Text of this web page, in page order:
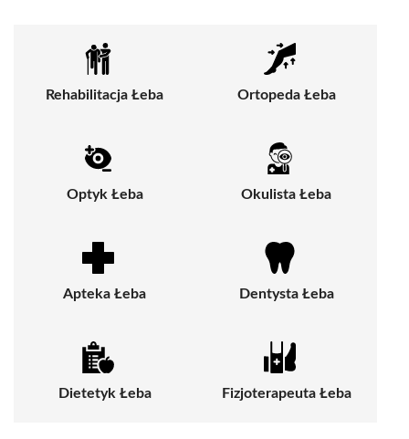
Rehabilitacja Łeba Ortopeda Łeba
Optyk Łeba Okulista Łeba
Apteka Łeba Dentysta Łeba
Dietetyk Łeba Fizjoterapeuta Łeba